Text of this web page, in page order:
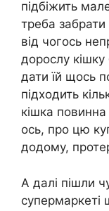
підбіжить
треба
від чогось
дорослу
дати їй щось
підходить
кішка
ось, про цю
додому,
А далі пішли
супермаркеті